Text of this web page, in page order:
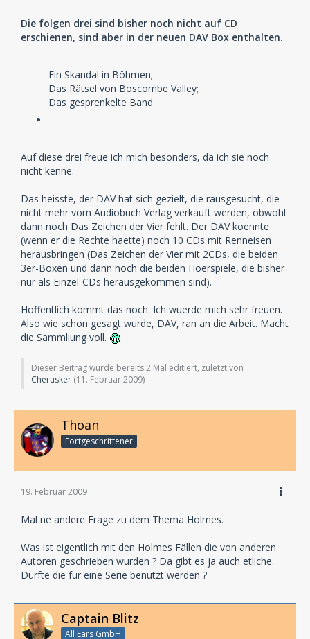
Die folgen drei sind bisher noch nicht auf CD
erschienen, sind aber in der neuen DAV Box enthalten.
Ein Skandal in Böhmen;
Das Rätsel von Boscombe Valley;
Das gesprenkelte Band
Auf diese drei freue ich mich besonders, da ich sie noch
nicht kenne.
Das heisste, der DAV hat sich gezielt, die rausgesucht, die
nicht mehr vom Audiobuch Verlag verkauft werden, obwohl
dann noch Das Zeichen der Vier fehlt. Der DAV koennte
(wenn er die Rechte haette) noch 10 CDs mit Renneisen
herausbringen (Das Zeichen der Vier mit 2CDs, die beiden
3er-Boxen und dann noch die beiden Hoerspiele, die bisher
nur als Einzel-CDs herausgekommen sind).
Hoffentlich kommt das noch. Ich wuerde mich sehr freuen.
Also wie schon gesagt wurde, DAV, ran an die Arbeit. Macht
die Sammliung voll.
Dieser Beitrag wurde bereits 2 Mal editiert, zuletzt von
Cherusker (11. Februar 2009)
Thoan
Fortgeschrittener
19. Februar 2009
Mal ne andere Frage zu dem Thema Holmes.
Was ist eigentlich mit den Holmes Fällen die von anderen
Autoren geschrieben wurden ? Da gibt es ja auch etliche.
Dürfte die für eine Serie benutzt werden ?
Captain Blitz
All Ears GmbH